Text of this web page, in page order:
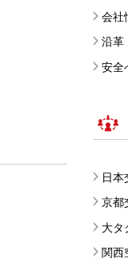
会社
沿革
安全
日本
京都
大タ
関西